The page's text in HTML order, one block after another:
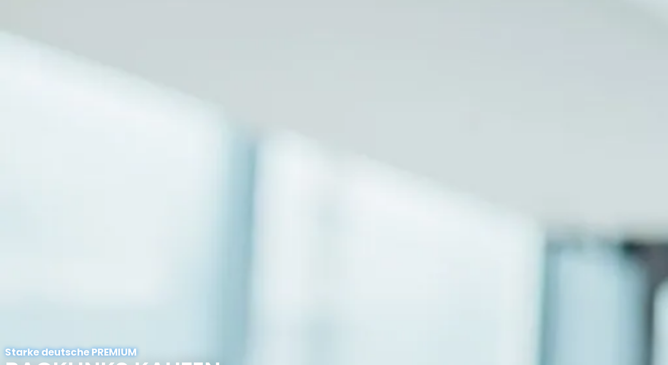
Starke deutsche PREMIUM